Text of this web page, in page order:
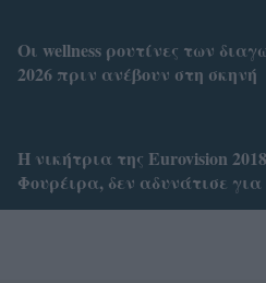
Οι wellness ρουτίνες των
2026 πριν ανέβουν στη σκηνή
Η νικήτρια της Eurovision
Φουρέιρα, δεν αδυνάτισε